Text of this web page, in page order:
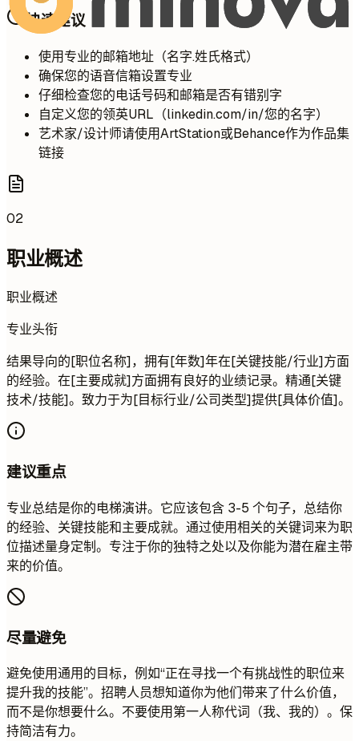
快速建议
使用专业的邮箱地址（名字.姓氏格式）
确保您的语音信箱设置专业
仔细检查您的电话号码和邮箱是否有错别字
自定义您的领英URL（linkedin.com/in/您的名字）
艺术家/设计师请使用ArtStation或Behance作为作品集
链接
02
职业概述
职业概述
专业头衔
结果导向的[职位名称]，拥有[年数]年在[关键技能/行业]方面
的经验。在[主要成就]方面拥有良好的业绩记录。精通[关键
技术/技能]。致力于为[目标行业/公司类型]提供[具体价值]。
建议重点
专业总结是你的电梯演讲。它应该包含 3-5 个句子，总结你
的经验、关键技能和主要成就。通过使用相关的关键词来为职
位描述量身定制。专注于你的独特之处以及你能为潜在雇主带
来的价值。
尽量避免
避免使用通用的目标，例如“正在寻找一个有挑战性的职位来
提升我的技能”。招聘人员想知道你为他们带来了什么价值，
而不是你想要什么。不要使用第一人称代词（我、我的）。保
持简洁有力。